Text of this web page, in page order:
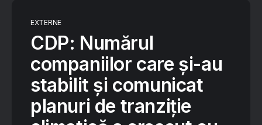
EXTERNE
CDP: Numărul
companiilor care și-au
stabilit și comunicat
planuri de tranziție